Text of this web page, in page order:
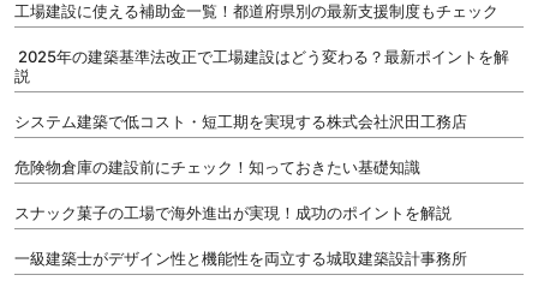
工場建設に使える補助金一覧！都道府県別の最新支援制度もチェック
2025年の建築基準法改正で工場建設はどう変わる？最新ポイントを解
説
システム建築で低コスト・短工期を実現する株式会社沢田工務店
危険物倉庫の建設前にチェック！知っておきたい基礎知識
スナック菓子の工場で海外進出が実現！成功のポイントを解説
一級建築士がデザイン性と機能性を両立する城取建築設計事務所